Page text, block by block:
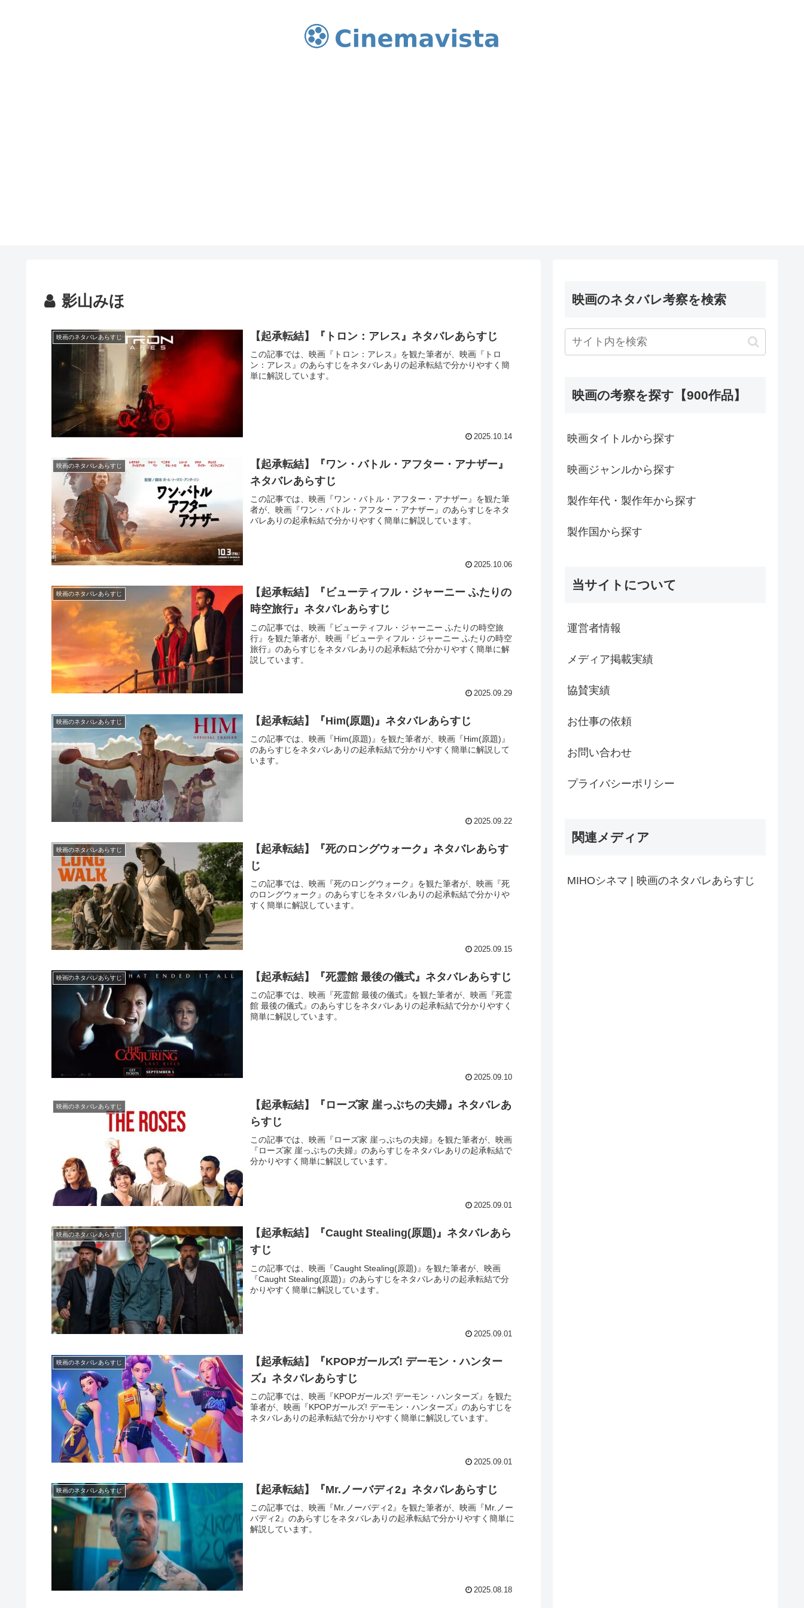
影山みほ
映画のネタバレあらすじ 【起承転結】『トロン：アレス』ネタバレあらすじ
この記事では、映画『トロン：アレス』を観た筆者が、映画『トロ
ン：アレス』のあらすじをネタバレありの起承転結で分かりやすく簡
単に解説しています。
2025.10.14
映画のネタバレあらすじ
【起承転結】『ワン・バトル・アフター・アナザー』
ネタバレあらすじ
この記事では、映画『ワン・バトル・アフター・アナザー』を観た筆
者が、映画『ワン・バトル・アフター・アナザー』のあらすじをネタ
バレありの起承転結で分かりやすく簡単に解説しています。
2025.10.06
映画のネタバレあらすじ
【起承転結】『ビューティフル・ジャーニー ふたりの
時空旅行』ネタバレあらすじ
この記事では、映画『ビューティフル・ジャーニー ふたりの時空旅
行』を観た筆者が、映画『ビューティフル・ジャーニー ふたりの時空
旅行』のあらすじをネタバレありの起承転結で分かりやすく簡単に解
説しています。
2025.09.29
映画のネタバレあらすじ 【起承転結】『Him(原題)』ネタバレあらすじ
この記事では、映画『Him(原題)』を観た筆者が、映画『Him(原題)』
のあらすじをネタバレありの起承転結で分かりやすく簡単に解説して
います。
2025.09.22
映画のネタバレあらすじ
【起承転結】『死のロングウォーク』ネタバレあらす
じ
この記事では、映画『死のロングウォーク』を観た筆者が、映画『死
のロングウォーク』のあらすじをネタバレありの起承転結で分かりや
すく簡単に解説しています。
2025.09.15
映画のネタバレあらすじ 【起承転結】『死霊館 最後の儀式』ネタバレあらすじ
この記事では、映画『死霊館 最後の儀式』を観た筆者が、映画『死霊
館 最後の儀式』のあらすじをネタバレありの起承転結で分かりやすく
簡単に解説しています。
2025.09.10
映画のネタバレあらすじ
【起承転結】『ローズ家 崖っぷちの夫婦』ネタバレあ
らすじ
この記事では、映画『ローズ家 崖っぷちの夫婦』を観た筆者が、映画
『ローズ家 崖っぷちの夫婦』のあらすじをネタバレありの起承転結で
分かりやすく簡単に解説しています。
2025.09.01
映画のネタバレあらすじ
【起承転結】『Caught Stealing(原題)』ネタバレあら
すじ
この記事では、映画『Caught Stealing(原題)』を観た筆者が、映画
『Caught Stealing(原題)』のあらすじをネタバレありの起承転結で分
かりやすく簡単に解説しています。
2025.09.01
映画のネタバレあらすじ
【起承転結】『KPOPガールズ! デーモン・ハンター
ズ』ネタバレあらすじ
この記事では、映画『KPOPガールズ! デーモン・ハンターズ』を観た
筆者が、映画『KPOPガールズ! デーモン・ハンターズ』のあらすじを
ネタバレありの起承転結で分かりやすく簡単に解説しています。
2025.09.01
映画のネタバレあらすじ 【起承転結】『Mr.ノーバディ2』ネタバレあらすじ
この記事では、映画『Mr.ノーバディ2』を観た筆者が、映画『Mr.ノー
バディ2』のあらすじをネタバレありの起承転結で分かりやすく簡単に
解説しています。
2025.08.18
映画のネタバレ考察を検索
映画の考察を探す【900作品】
映画タイトルから探す
映画ジャンルから探す
製作年代・製作年から探す
製作国から探す
当サイトについて
運営者情報
メディア掲載実績
協賛実績
お仕事の依頼
お問い合わせ
プライバシーポリシー
関連メディア
MIHOシネマ | 映画のネタバレあらすじ